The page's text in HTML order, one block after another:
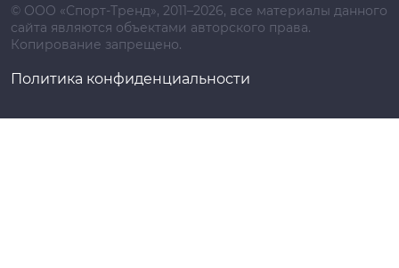
© ООО «Спорт-Тренд», 2011–2026, все материалы данного
сайта являются объектами авторского права.
Копирование запрещено.
Политика конфиденциальности